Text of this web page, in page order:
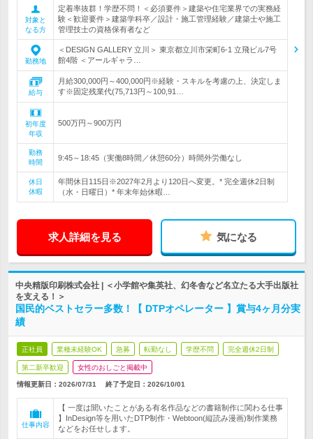
対象と
なる方
定着率抜群！学歴不問！＜必須要件＞建築や住宅業界での実務経
験＜歓迎要件＞建築学科卒／設計・施工管理経験／建築士や施工
管理技士の資格保有者など
勤務地
＜DESIGN GALLERY 立川＞ 東京都立川市栄町6-1 立飛ビル7号
館4階 ＜アールギャラ…
給与
月給300,000円～400,000円※経験・スキルを考慮の上、決定しま
す※固定残業代(75,713円～100,91…
初年度
年収
500万円～900万円
勤務
時間
9:45～18:45（実働8時間／休憩60分）時間外労働なし
休日
休暇
年間休日115日※2027年2月より120日へ変更。* 完全週休2日制
（水・日曜日）* 年末年始休暇…
求人詳細を見る 気になる
中央精版印刷株式会社 | ＜小学館や集英社、幻冬舎など名立たる大手出版社
を支える！＞
国民的ベストセラー多数！【 DTPオペレーター 】賞与4ヶ月分実
績
正社員 業種未経験OK 急募 転勤なし 学歴不問 完全週休2日制
第二新卒歓迎 女性のおしごと掲載中
情報更新日：2026/07/31 終了予定日： 2026/10/01
仕事内容
【 一度は聞いたことがある有名作品などの書籍制作に関わる仕事
】InDesign等を用いたDTP制作・Webtoon(縦読み漫画)制作業務
などをお任せします。